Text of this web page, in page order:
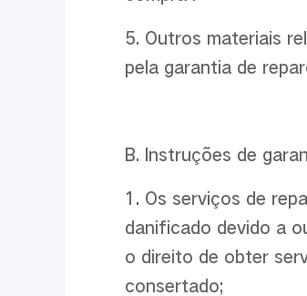
5. Outros materiais
pela garantia de
B. Instruções de
1. Os serviços de
danificado devido a
o direito de obter
consertado;